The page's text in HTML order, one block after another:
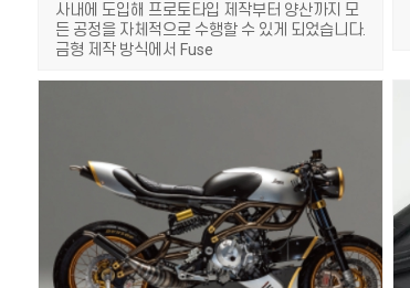
사내에 도입해 프로토타입 제작부터 양산까지 모
든 공정을 자체적으로 수행할 수 있게 되었습니다.
금형 제작 방식에서 Fuse